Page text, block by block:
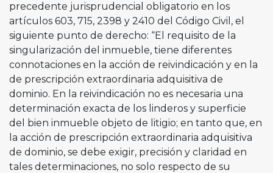
precedente jurisprudencial obligatorio en los
artículos 603, 715, 2398 y 2410 del Código Civil, el
siguiente punto de derecho: “El requisito de la
singularización del inmueble, tiene diferentes
connotaciones en la acción de reivindicación y en la
de prescripción extraordinaria adquisitiva de
dominio. En la reivindicación no es necesaria una
determinación exacta de los linderos y superficie
del bien inmueble objeto de litigio; en tanto que, en
la acción de prescripción extraordinaria adquisitiva
de dominio, se debe exigir, precisión y claridad en
tales determinaciones, no solo respecto de su